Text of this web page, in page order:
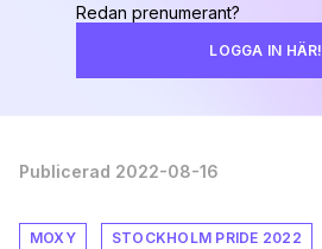
Redan prenumerant?
LOGGA IN HÄR!
Publicerad 2022-08-16
MOXY STOCKHOLM PRIDE 2022